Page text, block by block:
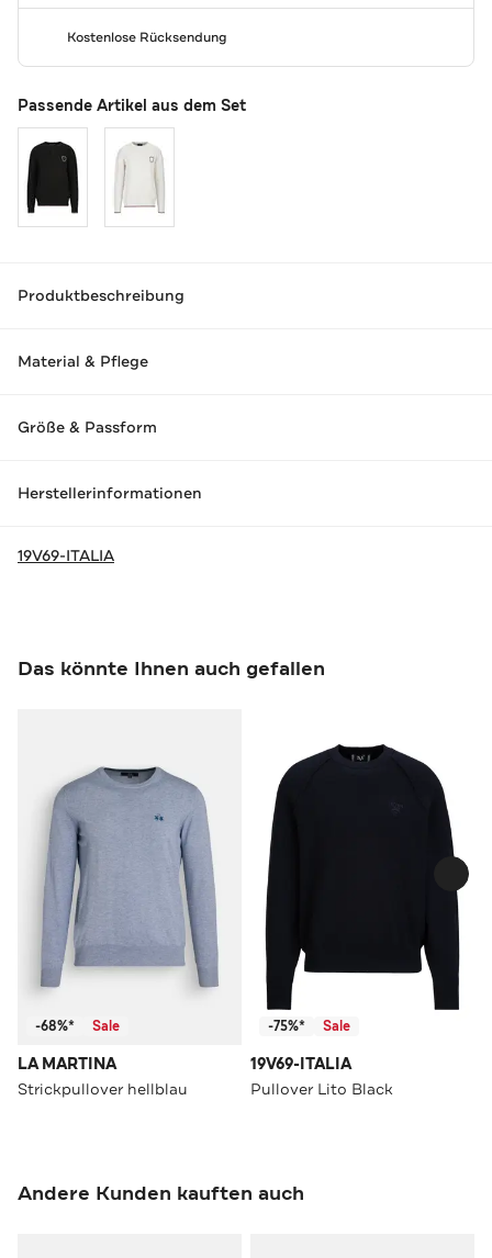
Kostenlose Rücksendung
Passende Artikel aus dem Set
Produktbeschreibung
Material & Pflege
Größe & Passform
Herstellerinformationen
19V69-ITALIA
Das könnte Ihnen auch gefallen
-68%* Sale
LA MARTINA
Strickpullover hellblau
-75%* Sale
19V69-ITALIA
Pullover Lito Black
Andere Kunden kauften auch